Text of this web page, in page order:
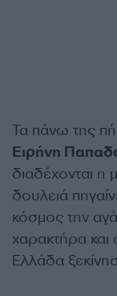
Τα πάνω της
Ειρήνη
διαδέχονται η
δουλειά
κόσμος την
χαρακτήρα και
Ελλάδα